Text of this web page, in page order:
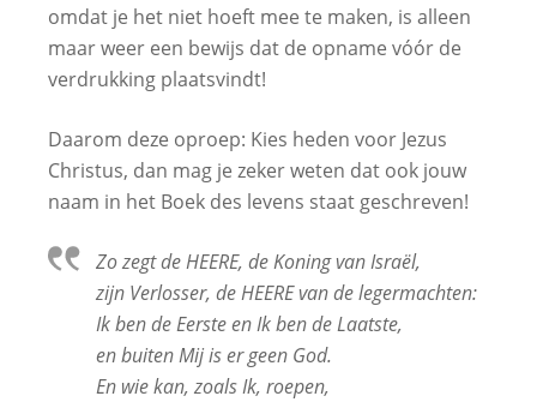
omdat je het niet hoeft mee te maken, is alleen
maar weer een bewijs dat de opname vóór de
verdrukking plaatsvindt!
Daarom deze oproep: Kies heden voor Jezus
Christus, dan mag je zeker weten dat ook jouw
naam in het Boek des levens staat geschreven!
Zo zegt de HEERE, de Koning van Israël,
zijn Verlosser, de HEERE van de legermachten:
Ik ben de Eerste en Ik ben de Laatste,
en buiten Mij is er geen God.
En wie kan, zoals Ik, roepen,